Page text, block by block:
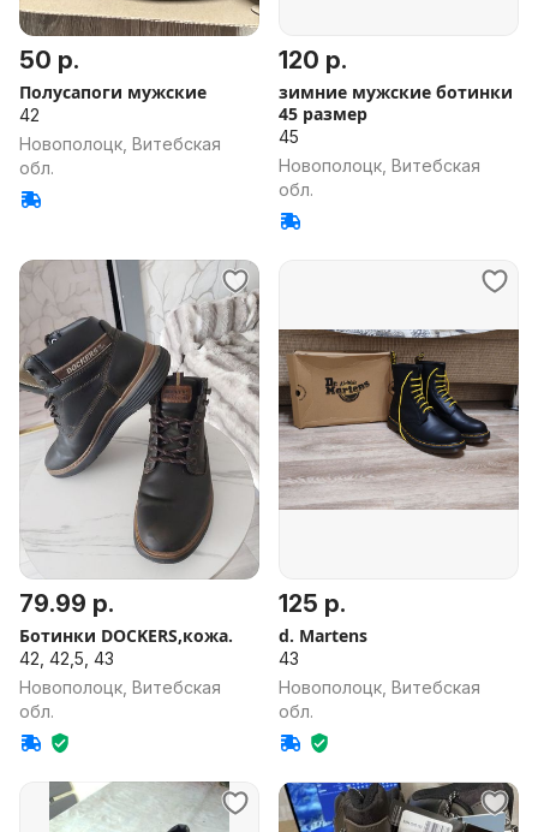
50 р.
Полусапоги мужские
42
Новополоцк, Витебская
обл.
120 р.
зимние мужские ботинки
45 размер
45
Новополоцк, Витебская
обл.
79.99 р.
Ботинки DOCKERS,кожа.
42, 42,5, 43
Новополоцк, Витебская
обл.
125 р.
d. Martens
43
Новополоцк, Витебская
обл.